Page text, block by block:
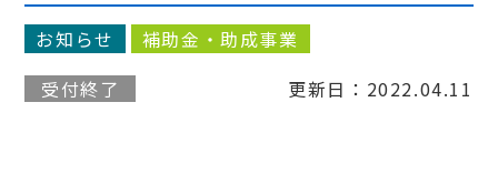
お知らせ
補助金・助成事業
受付終了
更新日：2022.04.11